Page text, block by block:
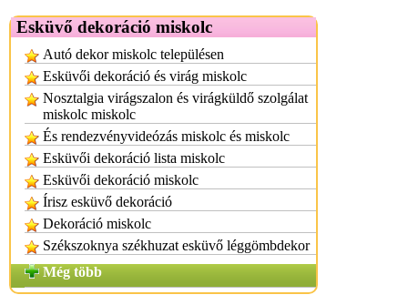
Esküvő dekoráció miskolc
Autó dekor miskolc településen
Esküvői dekoráció és virág miskolc
Nosztalgia virágszalon és virágküldő szolgálat
miskolc miskolc
És rendezvényvideózás miskolc és miskolc
Esküvői dekoráció lista miskolc
Esküvői dekoráció miskolc
Írisz esküvő dekoráció
Dekoráció miskolc
Székszoknya székhuzat esküvő léggömbdekor
Még több